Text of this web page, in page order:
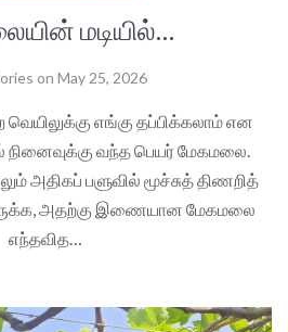
மடியில்…
on May 25, 2026
எங்கு தப்பிக்கலாம் என
நினைவுக்கு வந்த பெயர் மேகமலை.
அதிகப் பளுவில் மூச்சுத் திணறித்
அதற்கு இணையான மேகமலை
எந்தவித…